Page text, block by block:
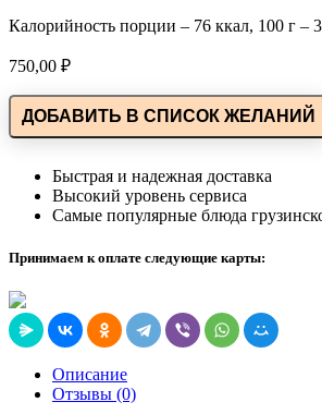
Калорийность порции – 76 ккал, 100 г –
750,00 ₽
ДОБАВИТЬ В СПИСОК ЖЕЛАНИЙ
Быстрая и надежная доставка
Высокий уровень сервиса
Самые популярные блюда
Принимаем к оплате следующие карты:
Описание
Отзывы (0)